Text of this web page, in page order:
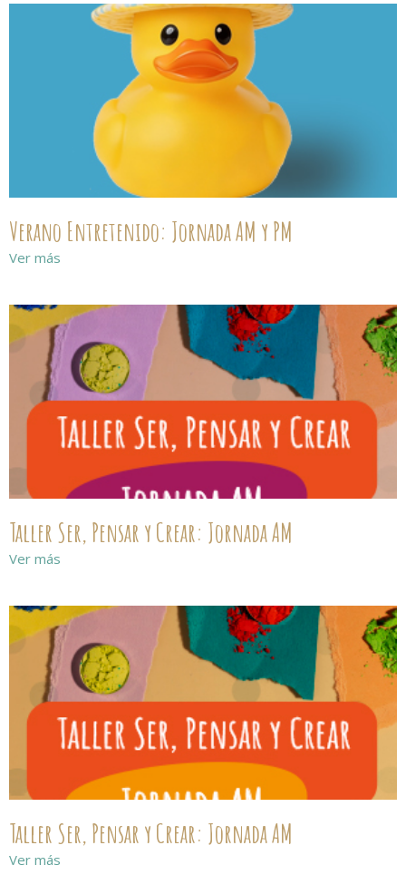
Verano Entretenido: Jornada AM y PM
Ver más
Taller Ser, Pensar y Crear: Jornada AM
Ver más
Taller Ser, Pensar y Crear: Jornada AM
Ver más